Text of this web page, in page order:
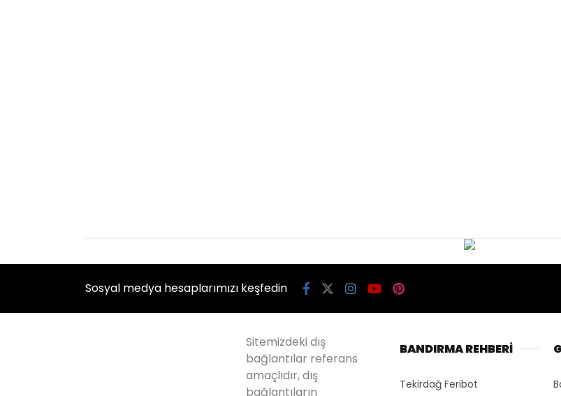
Sosyal medya hesaplarımızı keşfedin
Sitemizdeki dış
bağlantılar referans
amaçlıdır, dış
bağlantıların
BANDIRMA REHBERİ
Tekirdağ Feribot